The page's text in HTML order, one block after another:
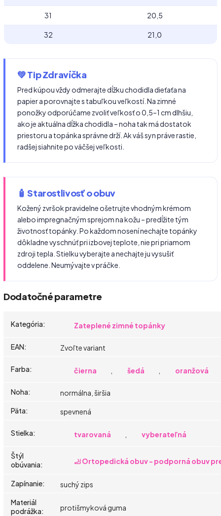
31 20,5
32 21,0
💚 Tip Zdravíčka
Pred kúpou vždy odmerajte dĺžku chodidla dieťaťa na
papier a porovnajte s tabuľkou veľkostí. Na zimné
ponožky odporúčame zvoliť veľkosť o 0,5–1 cm dlhšiu,
ako je aktuálna dĺžka chodidla – noha tak má dostatok
priestoru a topánka správne drží. Ak váš syn práve rastie,
radšej siahnite po väčšej veľkosti.
🧴 Starostlivosť o obuv
Kožený zvršok pravidelne ošetrujte vhodným krémom
alebo impregnačným sprejom na kožu – predĺžite tým
životnosť topánky. Po každom nosení nechajte topánky
dôkladne vyschnúť pri izbovej teplote, nie pri priamom
zdroji tepla. Stielku vyberajte a nechajte ju vysušiť
oddelene. Neumývajte v práčke.
Dodatočné parametre
Kategória: Zateplené zimné topánky
EAN: Zvoľte variant
Farba: čierna šedá oranžová
Noha:
normálna, širšia
Päta: spevnená
Stielka: tvarovaná vyberateľná
Štýl
obúvania: 🦶 Ortopedická obuv - podporná obuv
Zapínanie:
suchý zips
Materiál
podrážka: protišmyková guma